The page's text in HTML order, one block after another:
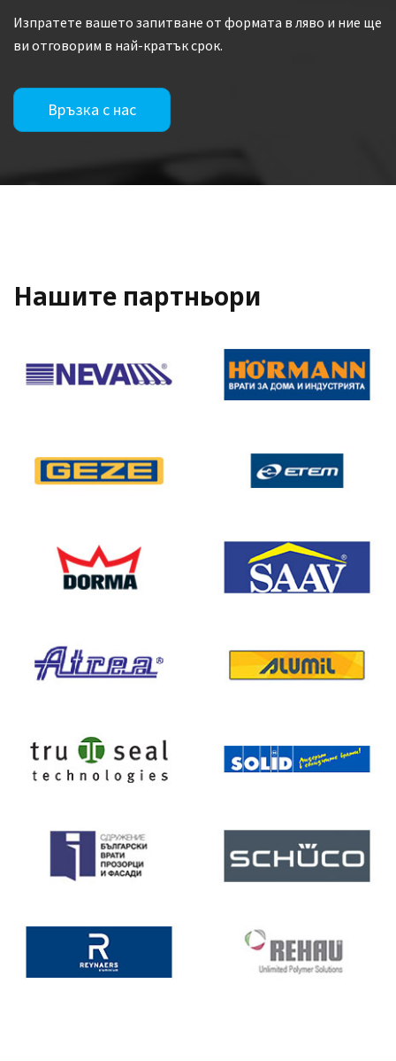
Изпратете вашето запитване от формата в ляво и ние ще
ви отговорим в най-кратък срок.
Връзка с нас
Нашите партньори